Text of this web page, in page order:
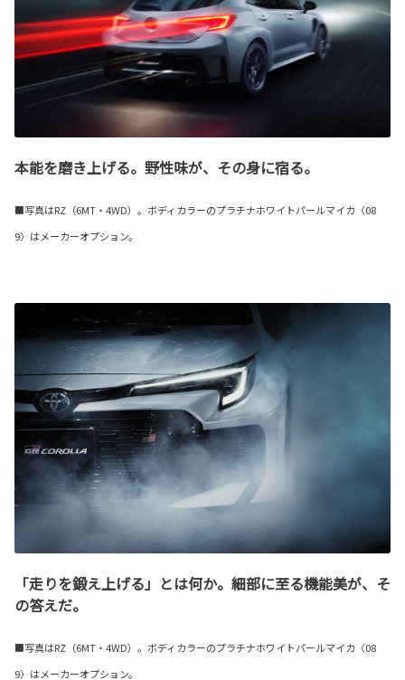
本能を磨き上げる。野性味が、その身に宿る。
■写真はRZ（6MT・4WD）。ボディカラーのプラチナホワイトパールマイカ〈08
9〉はメーカーオプション。
「走りを鍛え上げる」とは何か。細部に至る機能美が、そ
の答えだ。
■写真はRZ（6MT・4WD）。ボディカラーのプラチナホワイトパールマイカ〈08
9〉はメーカーオプション。